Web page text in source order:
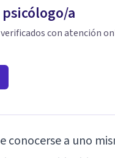
a
con atención
conocerse a uno